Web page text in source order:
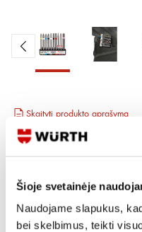
Šioje svetainėje
Naudojame slapukus,
bei skelbimus, teikti
Skaityti produkto aprašymą
Produkto Nr. 0614 250 020
Prisijungti